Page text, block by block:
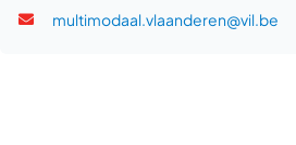
multimodaal.vlaanderen@vil.be